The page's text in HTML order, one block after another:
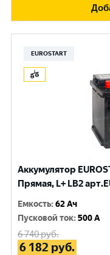
EUROSTART
Аккумулятор
Прямая, L+ LB2
Емкость:62 Ач
Пусковой ток:500 A
6 740руб.
6 182 руб.